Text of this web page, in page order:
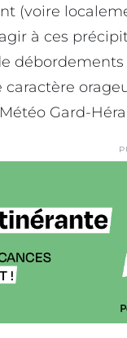
(voire
à ces
caractère
Gard-